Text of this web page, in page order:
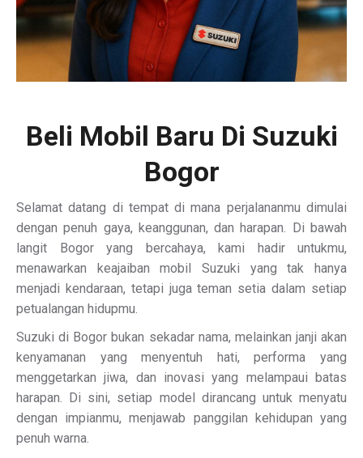
Beli Mobil Baru Di Suzuki
Bogor
Selamat datang di tempat di mana perjalananmu dimulai
dengan penuh gaya, keanggunan, dan harapan. Di bawah
langit Bogor yang bercahaya, kami hadir untukmu,
menawarkan keajaiban mobil Suzuki yang tak hanya
menjadi kendaraan, tetapi juga teman setia dalam setiap
petualangan hidupmu.
Suzuki di Bogor bukan sekadar nama, melainkan janji akan
kenyamanan yang menyentuh hati, performa yang
menggetarkan jiwa, dan inovasi yang melampaui batas
harapan. Di sini, setiap model dirancang untuk menyatu
dengan impianmu, menjawab panggilan kehidupan yang
penuh warna.